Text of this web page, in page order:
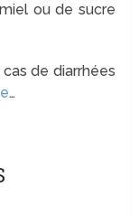
ou de sucre
de diarrhées
…